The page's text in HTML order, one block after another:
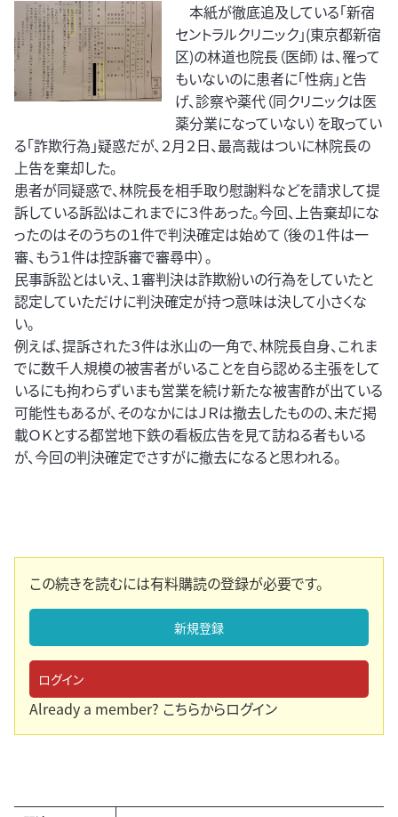
本紙が徹底追及している「新宿
セントラルクリニック」(東京都新宿
区)の林道也院長（医師）は、罹って
もいないのに患者に｢性病」と告
げ、診察や薬代（同クリニックは医
薬分業になっていない）を取ってい
る「詐欺行為」疑惑だが、２月２日、最高裁はついに林院長の
上告を棄却した。
患者が同疑惑で、林院長を相手取り慰謝料などを請求して提
訴している訴訟はこれまでに３件あった。今回、上告棄却にな
ったのはそのうちの１件で判決確定は始めて（後の１件は一
審、もう１件は控訴審で審尋中）。
民事訴訟とはいえ、１審判決は詐欺紛いの行為をしていたと
認定していただけに判決確定が持つ意味は決して小さくな
い。
例えば、提訴された３件は氷山の一角で、林院長自身、これま
でに数千人規模の被害者がいることを自ら認める主張をして
いるにも拘わらずいまも営業を続け新たな被害酢が出ている
可能性もあるが、そのなかにはＪＲは撤去したものの、未だ掲
載ＯＫとする都営地下鉄の看板広告を見て訪ねる者もいる
が、今回の判決確定でさすがに撤去になると思われる。
この続きを読むには有料購読の登録が必要です。
新規登録
ログイン
Already a member? こちらからログイン